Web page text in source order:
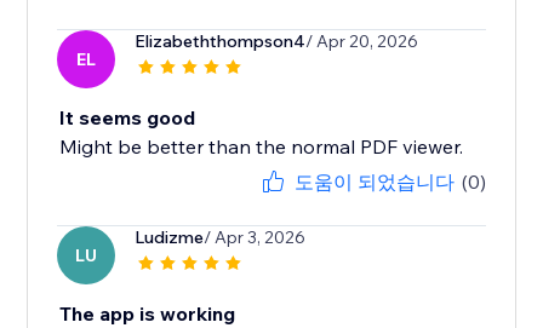
EL
Elizabeththompson4/ Apr 20, 2026
It seems good
Might be better than the normal PDF viewer.
도움이 되었습니다 (0)
LU
Ludizme/ Apr 3, 2026
The app is working